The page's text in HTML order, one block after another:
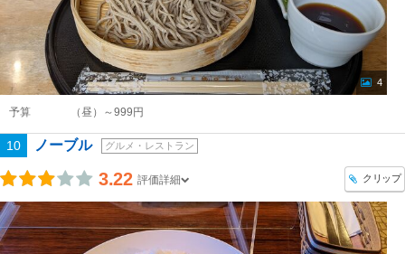
4
予算 （昼）～999円
10 ノーブル グルメ・レストラン
3.22 評価詳細 クリップ